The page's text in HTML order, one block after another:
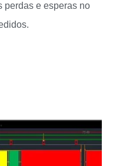
perdas e esperas no